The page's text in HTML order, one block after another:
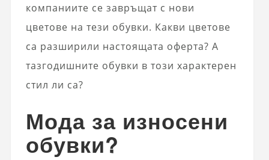
компаниите се завръщат с нови
цветове на тези обувки. Какви цветове
са разширили настоящата оферта? А
тазгодишните обувки в този характерен
стил ли са?
Мода за износени
обувки?